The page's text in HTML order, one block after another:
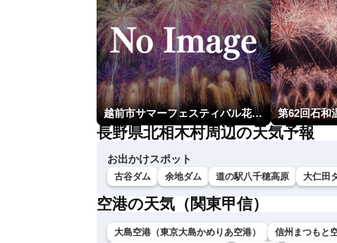
越前市サマーフェスティバル花火大会 第62回石和
長野県北相木村周辺の天気予報
お出かけスポット
古谷ダム 余地ダム 道の駅八千穂高原 大仁田
空港の天気（関東甲信）
大島空港（東京大島かめりあ空港） 信州まつもと